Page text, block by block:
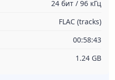
24 бит / 96 кГц
FLAC (tracks)
00:58:43
1.24 GB